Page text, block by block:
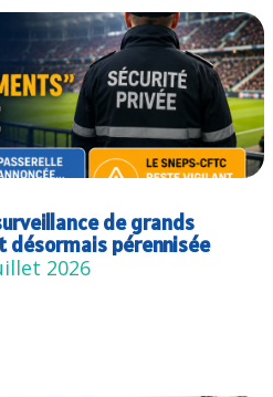
de grands
désormais pérennisée
2026